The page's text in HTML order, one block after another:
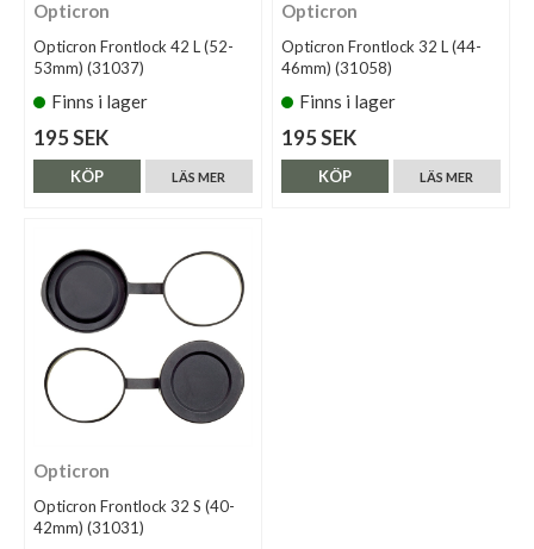
Opticron
Opticron Frontlock 42 L (52-
53mm) (31037)
Finns i lager
195 SEK
LÄS MER
KÖP
Opticron
Opticron Frontlock 32 L (44-
46mm) (31058)
Finns i lager
195 SEK
LÄS MER
KÖP
Opticron
Opticron Frontlock 32 S (40-
42mm) (31031)